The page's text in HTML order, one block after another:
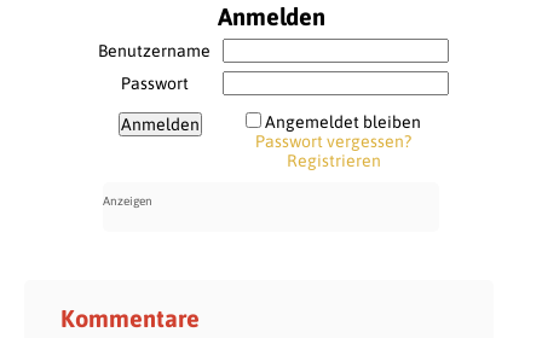
Anmelden
Benutzername
Passwort
Angemeldet bleiben
Passwort vergessen?
Registrieren
Kommentare